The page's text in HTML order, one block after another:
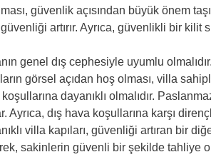
güvenlik açısından büyük önem
artırır. Ayrıca, güvenlikli bir kilit
genel dış cephesiyle uyumlu
görsel açıdan hoş olması, villa
koşullarına dayanıklı olmalıdır.
Ayrıca, dış hava koşullarına karşı
villa kapıları, güvenliği artıran bir
sakinlerin güvenli bir şekilde tahliye